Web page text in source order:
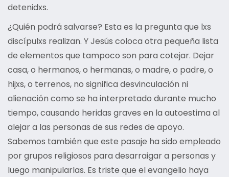
detenidxs.
¿Quién podrá salvarse? Esta es la pregunta que lxs
discípulxs realizan. Y Jesús coloca otra pequeña lista
de elementos que tampoco son para cotejar. Dejar
casa, o hermanos, o hermanas, o madre, o padre, o
hijxs, o terrenos, no significa desvinculación ni
alienación como se ha interpretado durante mucho
tiempo, causando heridas graves en la autoestima al
alejar a las personas de sus redes de apoyo.
Sabemos también que este pasaje ha sido empleado
por grupos religiosos para desarraigar a personas y
luego manipularlas. Es triste que el evangelio haya